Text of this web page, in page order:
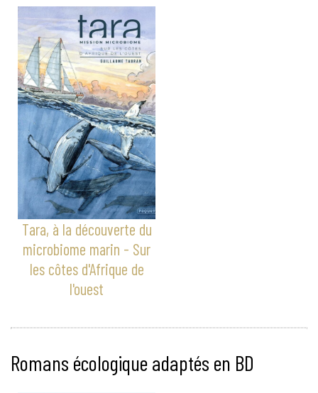
Tara, à la découverte du
microbiome marin - Sur
les côtes d'Afrique de
l'ouest
Romans écologique adaptés en BD